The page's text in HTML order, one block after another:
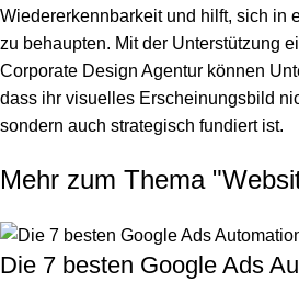
Wiedererkennbarkeit und hilft, sich in
zu behaupten. Mit der Unterstützung
Corporate Design Agentur können
dass ihr visuelles Erscheinungsbild
sondern auch strategisch fundiert ist.
Mehr zum Thema "
Die 7 besten Google Ads